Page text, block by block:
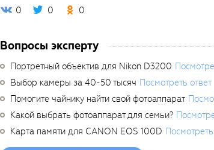
0 0 0
Вопросы эксперту
Портретный объектив для Nikon D3200
Выбор камеры за 40-50 тысяч Посмотреть ответ
Помогите чайнику найти свой фотоаппарат
Какой выбрать фотоаппарат для семьи?
Карта памяти для CANON EOS 100D